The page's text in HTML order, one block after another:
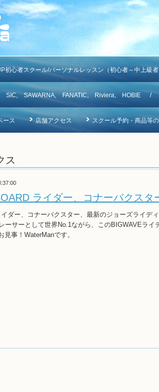
初心者スクール/パーソナルレッスン（初心者～中上級
SIC, SAWARNA, FANATIC, Riviera, HOBIE /
ース 店舗アクセス スクール予約・商品
ス
ライダー、コナーバクスタ
ダー、コナーバクスター、最新のジョーズライディ
ーサーとして世界No.1ながら、このBIGWAVEライ
見事！WaterManです。